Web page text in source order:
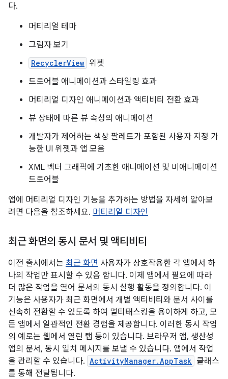
다.
머티리얼 테마
그림자 보기
RecyclerView 위젯
드로어블 애니메이션과 스타일링 효과
머티리얼 디자인 애니메이션과 액티비티 전환 효과
뷰 상태에 따른 뷰 속성의 애니메이션
개발자가 제어하는 색상 팔레트가 포함된 사용자 지정 가
능한 UI 위젯과 앱 모음
XML 벡터 그래픽에 기초한 애니메이션 및 비애니메이션
드로어블
앱에 머티리얼 디자인 기능을 추가하는 방법을 자세히 알아보
려면 다음을 참조하세요. 머티리얼 디자인
최근 화면의 동시 문서 및 액티비티
이전 출시에서는 최근 화면 사용자가 상호작용한 각 앱에서 하
나의 작업만 표시할 수 있음 합니다. 이제 앱에서 필요에 따라
더 많은 작업을 열어 문서의 동시 실행 활동을 정의합니다. 이
기능은 사용자가 최근 화면에서 개별 액티비티와 문서 사이를
신속히 전환할 수 있도록 하여 멀티태스킹을 용이하게 하고, 모
든 앱에서 일관적인 전환 경험을 제공합니다. 이러한 동시 작업
의 예로는 웹에서 열린 탭 등이 있습니다. 브라우저 앱, 생산성
앱의 문서, 동시 일치 메시지를 보낼 수 있습니다. 앱에서 작업
을 관리할 수 있습니다. ActivityManager.AppTask 클래스
를 통해 전달됩니다.